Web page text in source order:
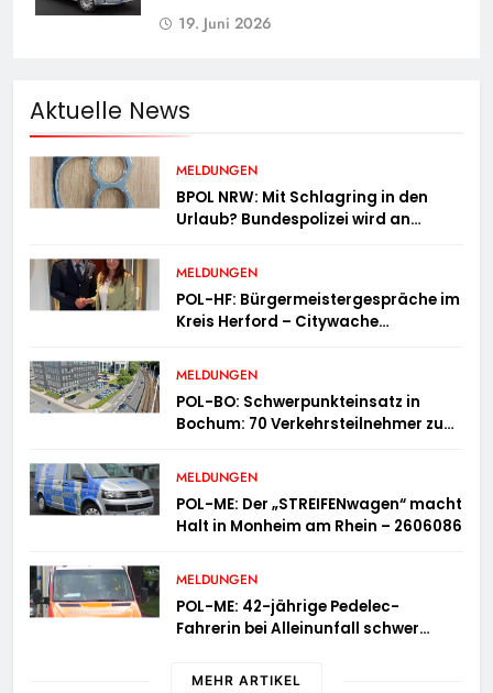
19. Juni 2026
Aktuelle News
MELDUNGEN
BPOL NRW: Mit Schlagring in den
Urlaub? Bundespolizei wird an
MELDUNGEN
POL-HF: Bürgermeistergespräche im
Kreis Herford – Citywache
Zusammenarbeit in Herford
MELDUNGEN
POL-BO: Schwerpunkteinsatz in
Bochum: 70 Verkehrsteilnehmer zu
MELDUNGEN
POL-ME: Der „STREIFENwagen“ macht
Halt in Monheim am Rhein – 2606086
MELDUNGEN
POL-ME: 42-jährige Pedelec-
Fahrerin bei Alleinunfall schwer
MEHR ARTIKEL